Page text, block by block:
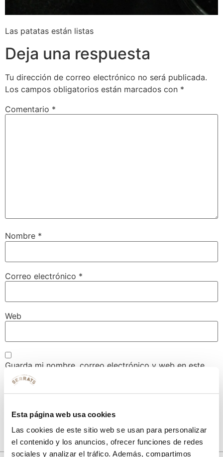
Esta página web usa cookies
Las cookies de este sitio web se usan para personalizar
el contenido y los anuncios, ofrecer funciones de redes
sociales y analizar el tráfico. Además, compartimos
Las patatas están listas
Deja una respuesta
Tu dirección de correo electrónico no será publicada.
Los campos obligatorios están marcados con *
Comentario *
Nombre *
Correo electrónico *
Web
Guarda mi nombre, correo electrónico y web en este
navegador para la próxima vez que comente.